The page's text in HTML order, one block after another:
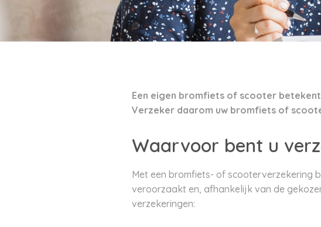
Een eigen bromfiets of scooter
Verzeker daarom uw bromfiets of
Waarvoor bent u
Met een bromfiets- of scooterverzekering
veroorzaakt en, afhankelijk van de
verzekeringen: